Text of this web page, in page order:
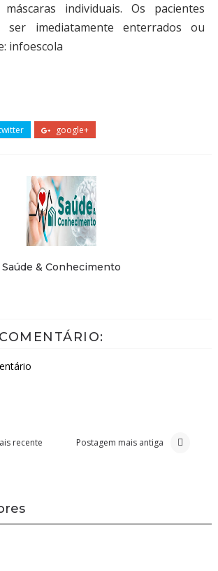
individuais. Os pacientes
ser imediatamente enterrados ou
infoescola
google+
Saúde & Conhecimento
recente Postagem mais antiga